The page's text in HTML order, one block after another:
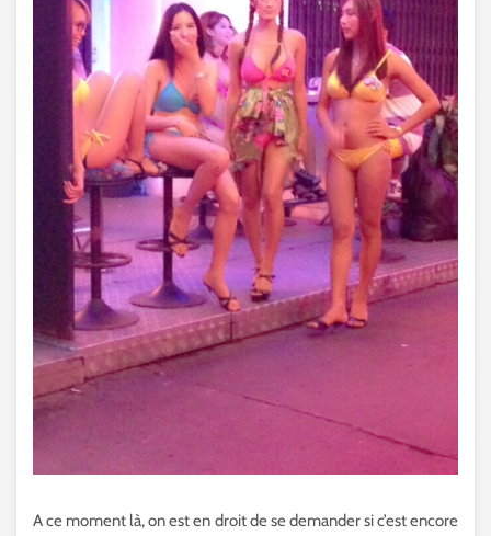
A ce moment là, on est en droit de se demander si c’est encore